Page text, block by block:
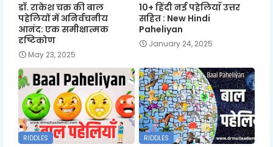
डॉ. राकेश चक्र की बाल
पहेलियों में अनिर्वचनीय
आनंद: एक समीक्षात्मक
दृष्टिकोण
May 23, 2025
10+ हिंदी नई पहेलियाँ उत्तर
सहित : New Hindi
Paheliyan
January 24, 2025
RIDDLES RIDDLES